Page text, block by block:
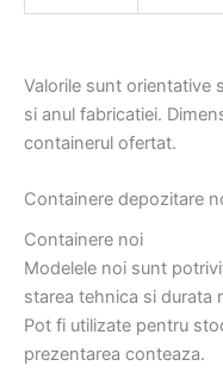
Valorile sunt orientative
si anul fabricatiei.
containerul ofertat.
Containere depozitare
Containere noi
Modelele noi sunt
starea tehnica si durata
Pot fi utilizate pentru
prezentarea conteaza.